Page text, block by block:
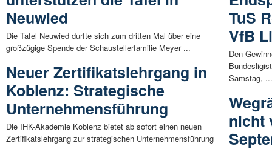
Neuwied
Die Tafel Neuwied durfte sich zum dritten Mal über eine
großzügige Spende der Schaustellerfamilie Meyer ...
Neuer Zertifikatslehrgang in
Koblenz: Strategische
Unternehmensführung
Die IHK-Akademie Koblenz bietet ab sofort einen neuen
Zertifikatslehrgang zur strategischen Unternehmensführung
TuS
VfB
Den
Samstag,
nicht